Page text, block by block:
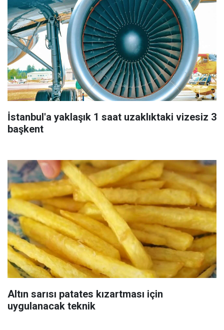
İstanbul'a yaklaşık 1 saat uzaklıktaki vizesiz 3
başkent
Altın sarısı patates kızartması için
uygulanacak teknik